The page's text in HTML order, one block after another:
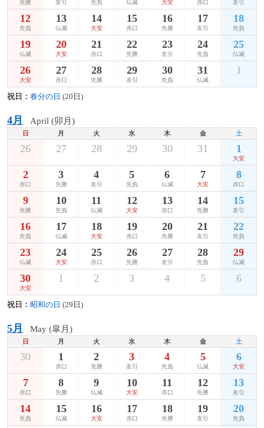
先勝 友引 先負 仏滅 大安 赤口 友引
12
先負
13
仏滅
14
大安
15
赤口
16
先勝
17
友引
18
先負
19
仏滅
20
大安
21
赤口
22
先勝
23
友引
24
先負
25
仏滅
26
大安
27
赤口
28
先勝
29
友引
30
先負
31
仏滅
1
祝日： 春分の日 (20日)
4月 April (卯月)
日 月 火 水 木 金 土
26 27 28 29 30 31 1
大安
2
赤口
3
先勝
4
友引
5
先負
6
仏滅
7
大安
8
赤口
9
先勝
10
先負
11
仏滅
12
大安
13
赤口
14
先勝
15
友引
16
先負
17
仏滅
18
大安
19
赤口
20
先勝
21
友引
22
先負
23
仏滅
24
大安
25
赤口
26
先勝
27
友引
28
先負
29
仏滅
30
大安
1 2 3 4 5 6
祝日： 昭和の日 (29日)
5月 May (皐月)
日 月 火 水 木 金 土
30 1
赤口
2
先勝
3
友引
4
先負
5
仏滅
6
大安
7
赤口
8
先勝
9
仏滅
10
大安
11
赤口
12
先勝
13
友引
14
先負
15
仏滅
16
大安
17
赤口
18
先勝
19
友引
20
先負